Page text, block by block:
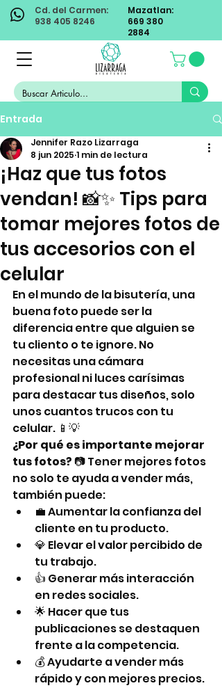
Cd. del Carmen:
938 405 8246
Mazatlan:
669 380
2884
Entrada
¡Haz que tus fotos
vendan! 📸✨ Tips para
tomar mejores fotos de
tus accesorios con el
celular
Jennifer Razo Lizarraga
8 jun 2025 1 min de lectura
En el mundo de la bisutería, una
buena foto puede ser la
diferencia entre que alguien se
tu cliento o te ignore. No
necesitas una cámara
profesional ni luces carísimas
para destacar tus diseños, solo
unos cuantos trucos con tu
celular. 📱💡
¿Por qué es importante mejorar
tus fotos? 📷 Tener mejores fotos
no solo te ayuda a vender más,
también puede:
💼 Aumentar la confianza del
cliente en tu producto.
💎 Elevar el valor percibido de
tu trabajo.
👍 Generar más interacción
en redes sociales.
🌟 Hacer que tus
publicaciones se destaquen
frente a la competencia.
💰 Ayudarte a vender más
rápido y con mejores precios.